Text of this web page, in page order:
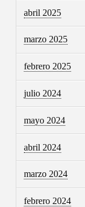
abril 2025
marzo 2025
febrero 2025
julio 2024
mayo 2024
abril 2024
marzo 2024
febrero 2024